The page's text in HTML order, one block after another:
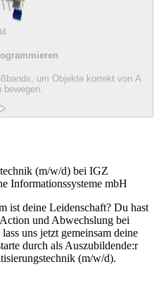
um Objekte korrekt von A
(m/w/d) bei IGZ
Informationssysteme mbH
ist deine Leidenschaft? Du hast
und Abwechslung bei
uns jetzt gemeinsam deine
durch als Auszubildende:r
(m/w/d).